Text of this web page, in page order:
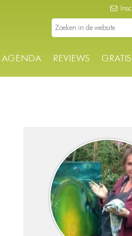
AGENDA REVIEWS GRATIS